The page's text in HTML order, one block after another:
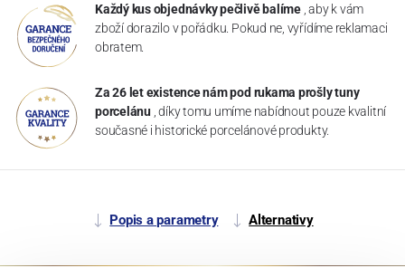
Každý kus objednávky pečlivě balíme , aby k vám
zboží dorazilo v pořádku. Pokud ne, vyřídíme reklamaci
obratem.
Za 26 let existence nám pod rukama prošly tuny
porcelánu , díky tomu umíme nabídnout pouze kvalitní
současné i historické porcelánové produkty.
Popis a parametry Alternativy